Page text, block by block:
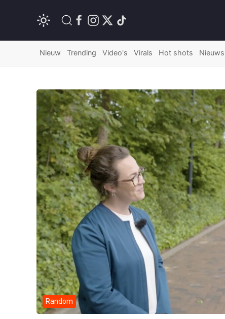
Nieuw Trending Video's Virals Hot shots Nieuws
Random